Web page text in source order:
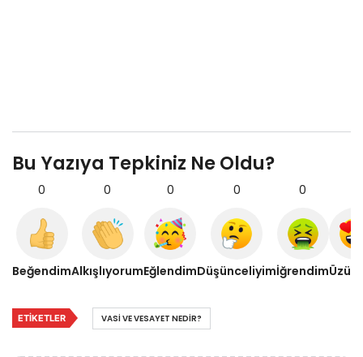
Bu Yazıya Tepkiniz Ne Oldu?
0
Beğendim
0
Alkışlıyorum
0
Eğlendim
0
Düşünceliyim
0
İğrendim
ETIKETLER VASI VE VESAYET NEDIR?